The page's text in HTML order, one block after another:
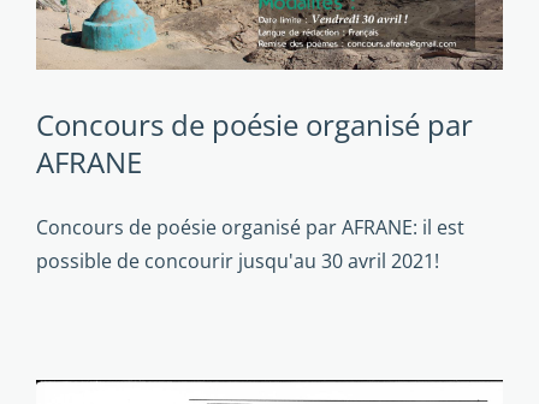
Concours de poésie organisé par
AFRANE
Concours de poésie organisé par AFRANE: il est
possible de concourir jusqu'au 30 avril 2021!